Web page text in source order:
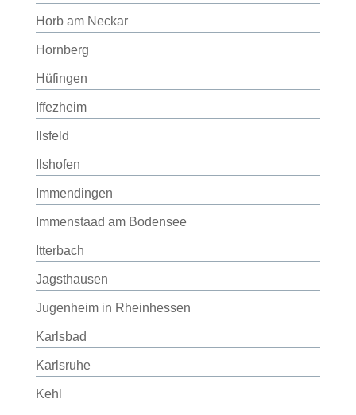
Horb am Neckar
Hornberg
Hüfingen
Iffezheim
Ilsfeld
Ilshofen
Immendingen
Immenstaad am Bodensee
Itterbach
Jagsthausen
Jugenheim in Rheinhessen
Karlsbad
Karlsruhe
Kehl